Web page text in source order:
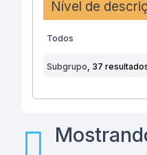
Nível de
Todos
Subgrupo, 37